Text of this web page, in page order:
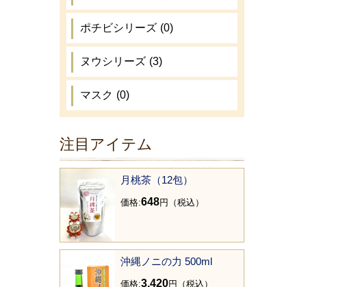
ポチビシリーズ (0)
ヌウシリーズ (3)
マスク (0)
注目アイテム
月桃茶（12包）
価格:648円（税込）
沖縄ノニの力 500ml
価格:3,420円（税込）